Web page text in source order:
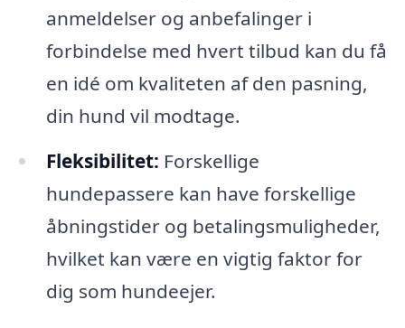
anmeldelser og anbefalinger i
forbindelse med hvert tilbud kan du få
en idé om kvaliteten af den pasning,
din hund vil modtage.
Fleksibilitet: Forskellige
hundepassere kan have forskellige
åbningstider og betalingsmuligheder,
hvilket kan være en vigtig faktor for
dig som hundeejer.